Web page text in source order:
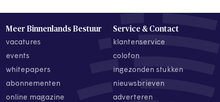
Meer Binnenlands Bestuur
vacatures
events
whitepapers
abonnementen
online magazine
Service & Contact
klantenservice
colofon
ingezonden stukken
nieuwsbrieven
adverteren